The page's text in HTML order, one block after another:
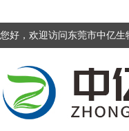
您好，欢迎访问东莞市中亿生